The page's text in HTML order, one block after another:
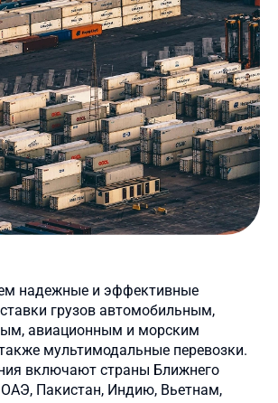
надежные и эффективные
грузов автомобильным,
авиационным и морским
мультимодальные перевозки.
включают страны Ближнего
ОАЭ, Пакистан, Индию, Вьетнам,